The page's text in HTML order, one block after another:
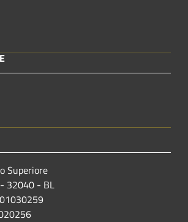
Superiore
32040 - BL